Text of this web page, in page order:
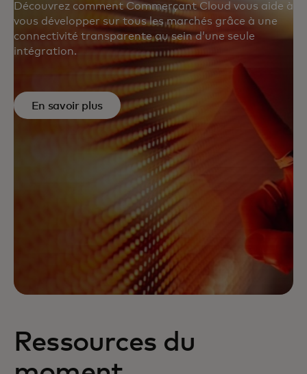
Découvrez comment Commerçant Cloud vous aide à
vous développer sur tous les marchés grâce à une
connectivité transparente au sein d’une seule
intégration.
En savoir plus
Ressources du